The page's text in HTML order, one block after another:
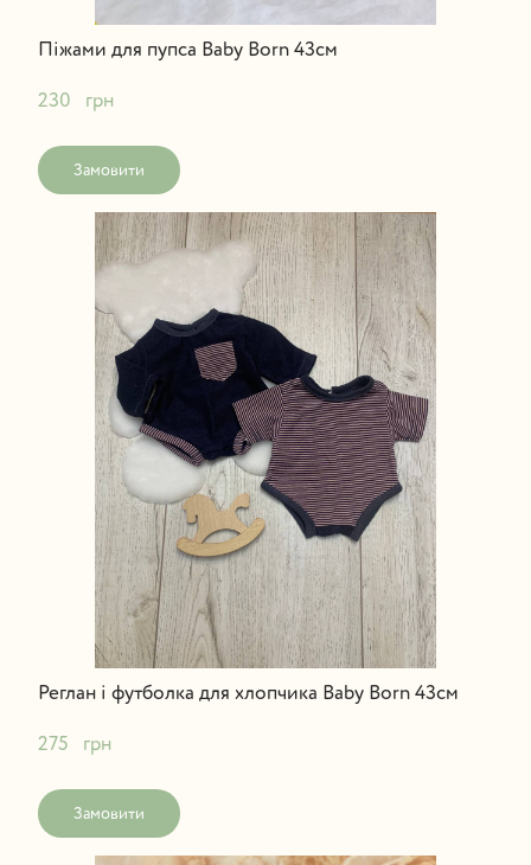
Піжами для пупса Baby Born 43см
230   грн
Замовити
Реглан і футболка для хлопчика Baby Born 43см
275   грн
Замовити